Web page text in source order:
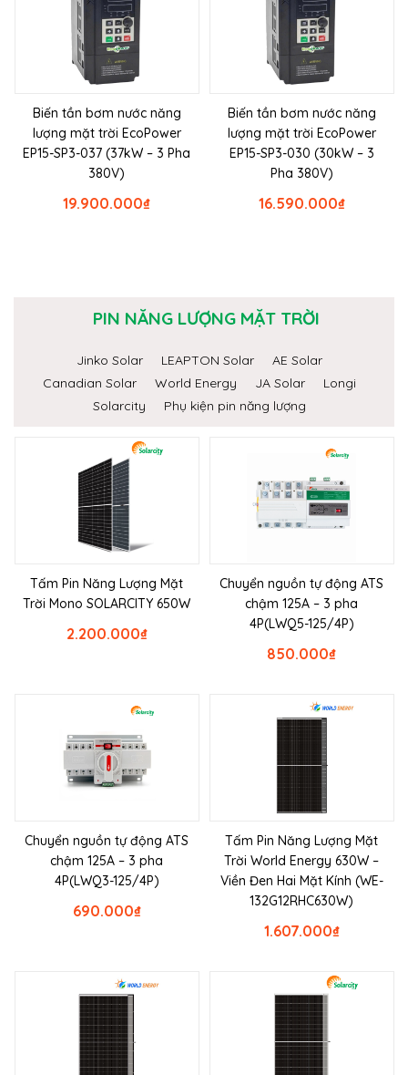
Biến tần bơm nước năng
lượng mặt trời EcoPower
EP15-SP3-037 (37kW – 3 Pha
380V)
₫
19.900.000
Biến tần bơm nước năng
lượng mặt trời EcoPower
EP15-SP3-030 (30kW – 3
Pha 380V)
₫
16.590.000
PIN NĂNG LƯỢNG MẶT TRỜI
Jinko Solar LEAPTON Solar
AE Solar
Canadian Solar
World Energy JA Solar
Longi
Solarcity
Phụ kiện pin năng lượng
Tấm Pin Năng Lượng Mặt
Trời Mono SOLARCITY 650W
₫
2.200.000
Chuyển nguồn tự động ATS
chậm 125A – 3 pha
4P(LWQ5-125/4P)
₫
850.000
Chuyển nguồn tự động ATS
chậm 125A – 3 pha
4P(LWQ3-125/4P)
₫
690.000
Tấm Pin Năng Lượng Mặt
Trời World Energy 630W –
Viền Đen Hai Mặt Kính (WE-
132G12RHC630W)
₫
1.607.000